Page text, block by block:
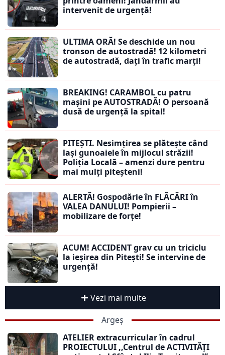
intervenit de urgență!
ULTIMA ORĂ! Se deschide un nou
tronson de autostradă! 12 kilometri
de autostradă, dați în trafic marți!
BREAKING! CARAMBOL cu patru
mașini pe AUTOSTRADĂ! O persoană
dusă de urgență la spital!
PITEȘTI. Nesimțirea se plătește când
lași gunoaiele în mijlocul străzii!
Poliția Locală – amenzi dure pentru
mai mulți piteșteni!
ALERTĂ! Gospodărie în FLĂCĂRI în
VALEA DANULUI! Pompierii –
mobilizare de forțe!
ACUM! ACCIDENT grav cu un triciclu
la ieșirea din Pitești! Se intervine de
urgență!
Vezi mai multe
Argeș
ATELIER extracurricular în cadrul
PROIECTULUI ,,Centrul de ACTIVITĂȚI